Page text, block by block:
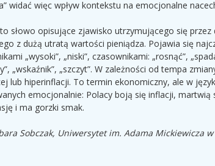
widać więc wpływ kontekstu na emocjonalne
słowo opisujące zjawisko utrzymującego się
z dużą utratą wartości pieniądza. Pojawia się
„wysoki”, „niski”, czasownikami: „rosnąć”,
„wskaźnik”, „szczyt”. W zależności od tempa
lub hiperinflacji. To termin ekonomiczny, ale w
emocjonalnie: Polacy boją się inflacji, martwią
i ma gorzki smak.
Sobczak, Uniwersytet im. Adama Mickiewicza